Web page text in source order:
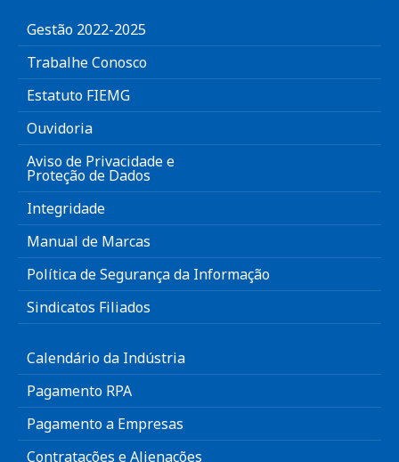
Gestão 2022-2025
Trabalhe Conosco
Estatuto FIEMG
Ouvidoria
Aviso de Privacidade e
Proteção de Dados
Integridade
Manual de Marcas
Política de Segurança da Informação
Sindicatos Filiados
Calendário da Indústria
Pagamento RPA
Pagamento a Empresas
Contratações e Alienações